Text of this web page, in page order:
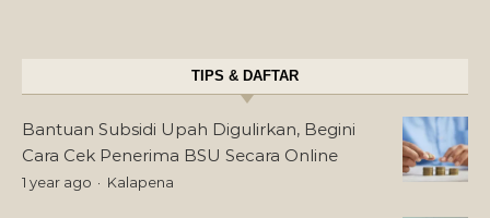
TIPS & DAFTAR
Bantuan Subsidi Upah Digulirkan, Begini
Cara Cek Penerima BSU Secara Online
1 year ago Kalapena